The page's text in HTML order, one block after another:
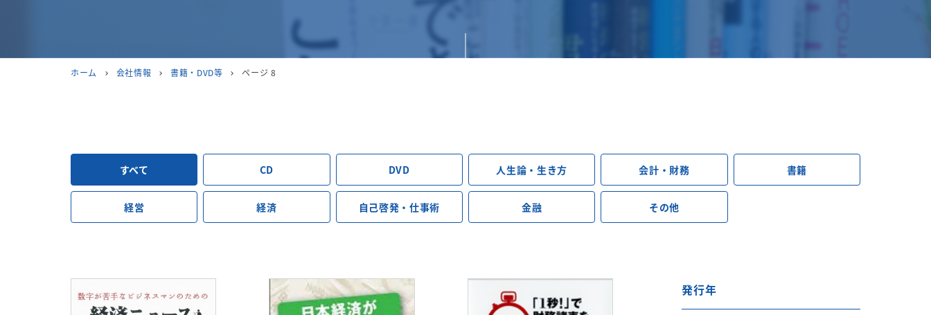
ホーム chevron_right 会社情報 chevron_right 書籍・DVD等 chevron_right ページ 8
すべて CD DVD 人生論・生き方 会計・財務 書籍
経営 経済 自己啓発・仕事術 金融 その他
発行年